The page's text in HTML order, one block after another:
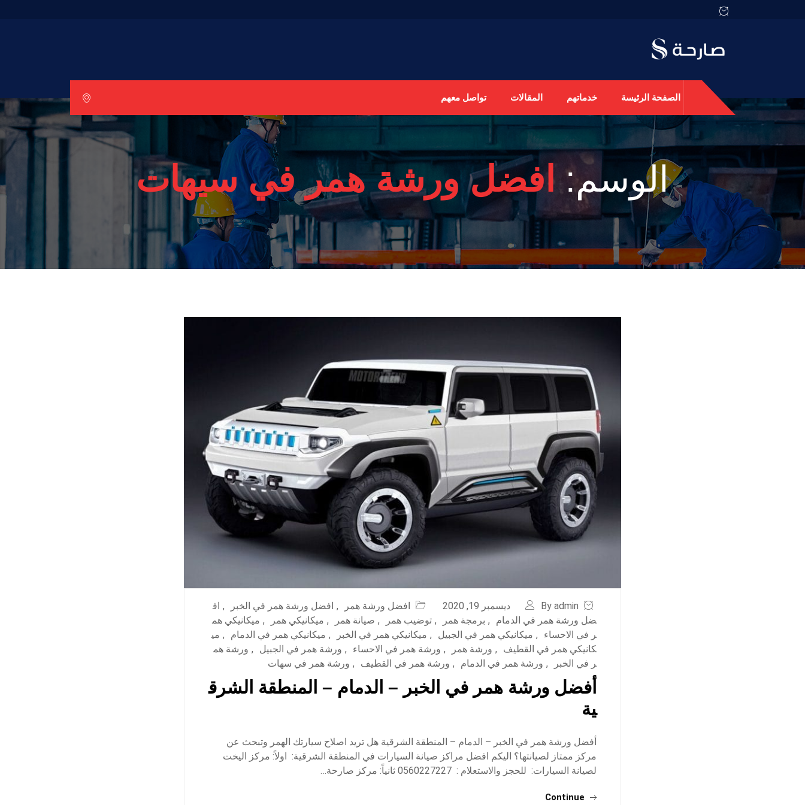
الصفحة الرئيسة خدماتهم المقالات تواصل معهم
الوسم:افضل ورشة همر في سيهات
By admin ديسمبر 19, 2020 افضل ورشة همر , افضل ورشة همر في الخبر , اف
ضل ورشة همر في الدمام
, برمجة همر , توضيب همر , صيانة همر , ميكانيكي همر , ميكانيكي هم
ر في الاحساء
, ميكانيكي همر في الجبيل , ميكانيكي همر في الخبر , ميكانيكي همر في الدمام , مي
كانيكي همر في القطيف
, ورشة همر , ورشة همر في الاحساء , ورشة همر في الجبيل , ورشة هم
ر في الخبر
, ورشة همر في الدمام , ورشة همر في القطيف , ورشة همر في سهات
أفضل ورشة همر في الخبر – الدمام – المنطقة الشرق
ية
أفضل ورشة همر في الخبر – الدمام – المنطقة الشرقية هل تريد اصلاح سيارتك الهمر وتبحث عن
مركز ممتاز لصيانتها؟ اليكم افضل مراكز صيانة السيارات في المنطقة الشرقية: اولاً: مركز اليخت
لصيانة السيارات: للحجز والاستعلام : 0560227227 ثانياً: مركز صارحة…
Continue